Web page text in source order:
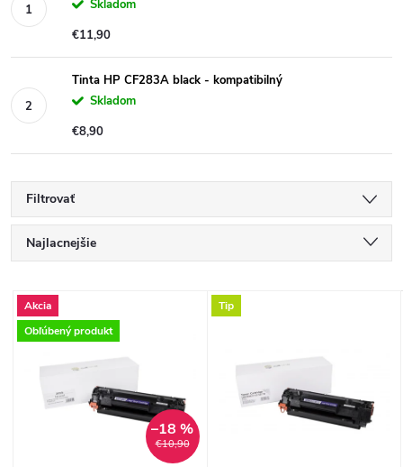
Skladom
€11,90
Tinta HP CF283A black - kompatibilný
Skladom
€8,90
Filtrovať
R
a
d
Najlacnejšie
Najpredávanejšie
V
ý
Akcia
Obľúbený produkt
€10,90
–18 %
Tip